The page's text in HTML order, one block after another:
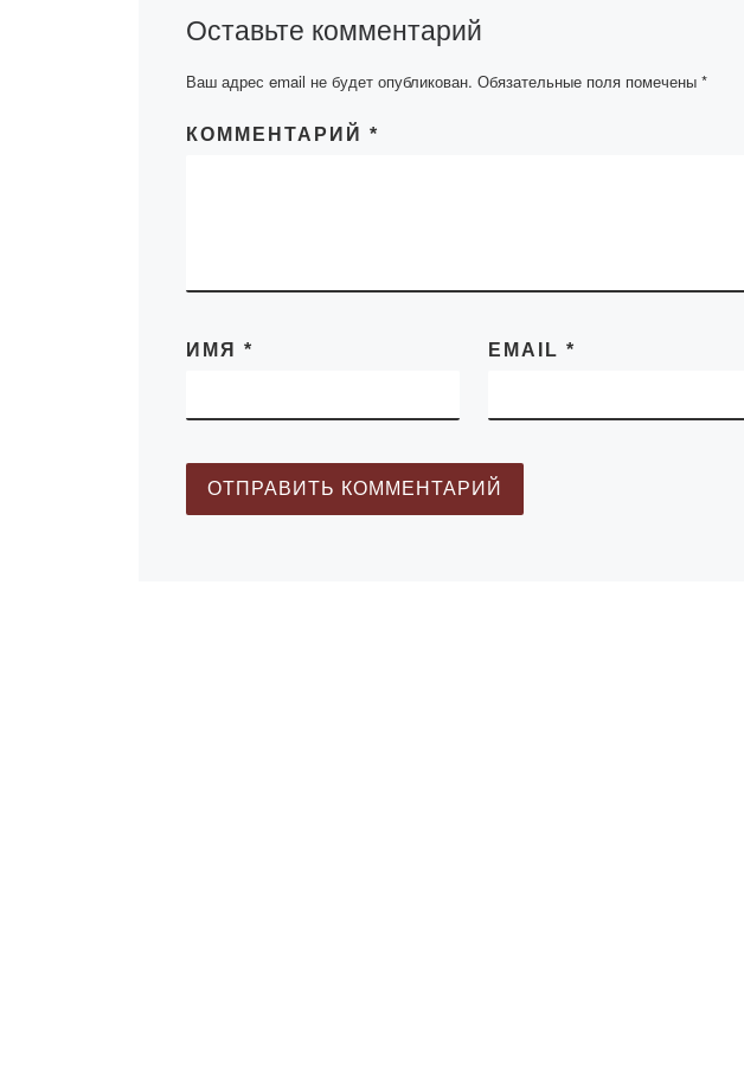
этнологии Комитета
образования и науки РК
Оставьте комментарий
Ваш адрес email не будет опубликован. Обязательные поля помечены *
КОММЕНТАРИЙ *
ИМЯ * EMAIL *